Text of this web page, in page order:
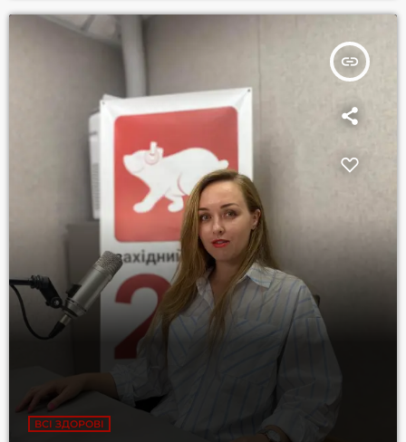
insert_link
ВСІ ЗДОРОВІ